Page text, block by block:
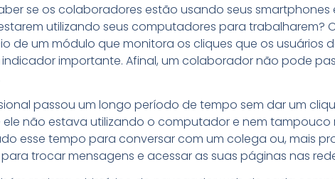
se os colaboradores estão usando seus smartphones
utilizando seus computadores para trabalharem?
de um módulo que monitora os cliques que os usuários
importante. Afinal, um colaborador não pode
passou um longo período de tempo sem dar um
não estava utilizando o computador e nem tampouco
esse tempo para conversar com um colega ou, mais
trocar mensagens e acessar as suas páginas nas